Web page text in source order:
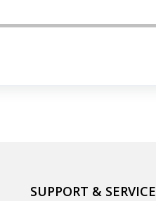
SUPPORT & SERVICE